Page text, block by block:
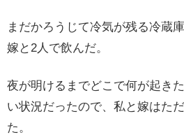
まだかろうじて冷気が残る冷蔵
嫁と2人で飲んだ。
夜が明けるまでどこで何が起き
い状況だったので、私と嫁はた
た。